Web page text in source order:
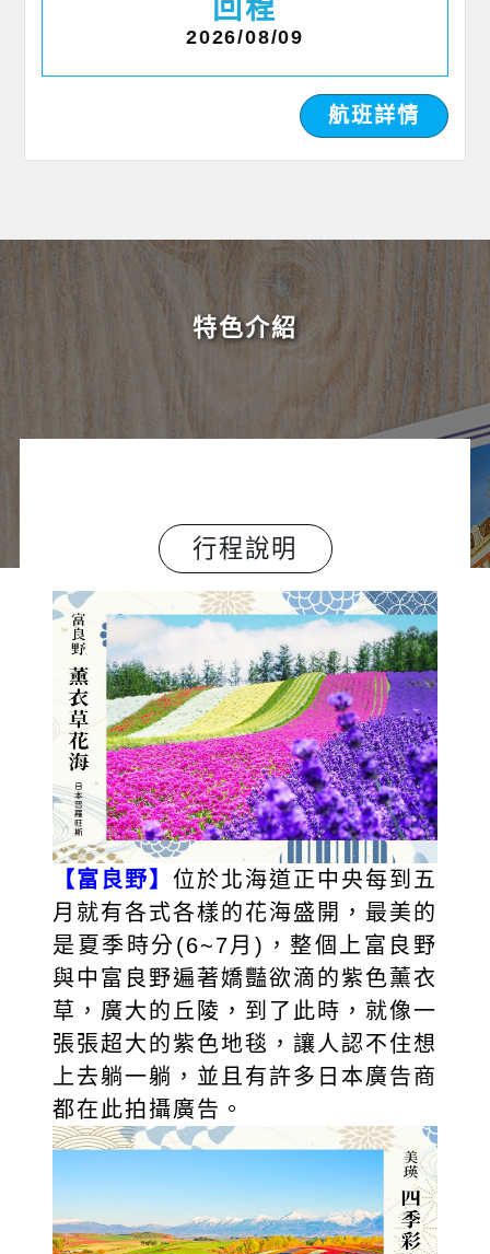
回程
2026/08/09
航班詳情
特色介紹
行程說明
【富良野】 位於北海道正中央每到五
月就有各式各樣的花海盛開，最美的
是夏季時分(6~7月)，整個上富良野
與中富良野遍著嬌豔欲滴的紫色薰衣
草，廣大的丘陵，到了此時，就像一
張張超大的紫色地毯，讓人認不住想
上去躺一躺，並且有許多日本廣告商
都在此拍攝廣告。